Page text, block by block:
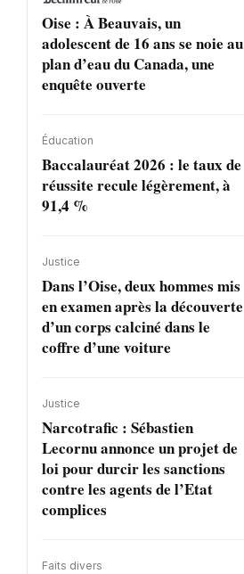
Oise : À Beauvais, un
adolescent de 16 ans se noie au
plan d’eau du Canada, une
enquête ouverte
Éducation
Baccalauréat 2026 : le taux de
réussite recule légèrement, à
91,4 %
Justice
Dans l’Oise, deux hommes mis
en examen après la découverte
d’un corps calciné dans le
coffre d’une voiture
Justice
Narcotrafic : Sébastien
Lecornu annonce un projet de
loi pour durcir les sanctions
contre les agents de l’Etat
complices
Faits divers